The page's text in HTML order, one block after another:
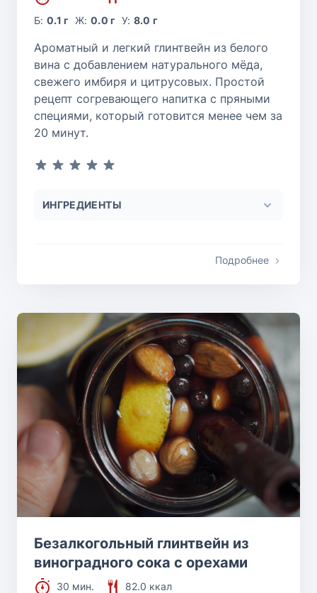
Б:0.1 г Ж: 0.0 г У: 8.0 г
Ароматный и легкий глинтвейн из белого
вина с добавлением натурального мёда,
свежего имбиря и цитрусовых. Простой
рецепт согревающего напитка с пряными
специями, который готовится менее чем за
20 минут.
ИНГРЕДИЕНТЫ
Подробнее
Безалкогольный глинтвейн из
виноградного сока с орехами
30 мин.
82.0 ккал